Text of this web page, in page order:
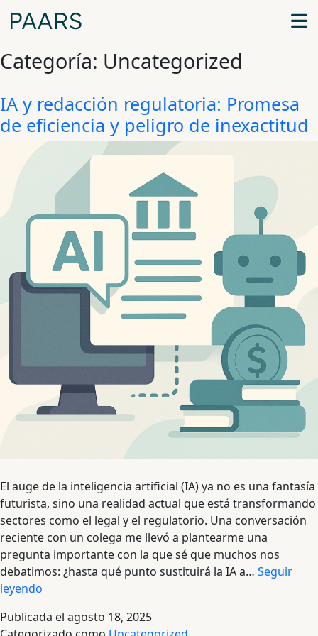
Categoría: Uncategorized
IA y redacción regulatoria: Promesa
de eficiencia y peligro de inexactitud
El auge de la inteligencia artificial (IA) ya no es una fantasía
futurista, sino una realidad actual que está transformando
sectores como el legal y el regulatorio. Una conversación
reciente con un colega me llevó a plantearme una
pregunta importante con la que sé que muchos nos
debatimos: ¿hasta qué punto sustituirá la IA a… Seguir
leyendo
redacción
Publicada el agosto 18, 2025